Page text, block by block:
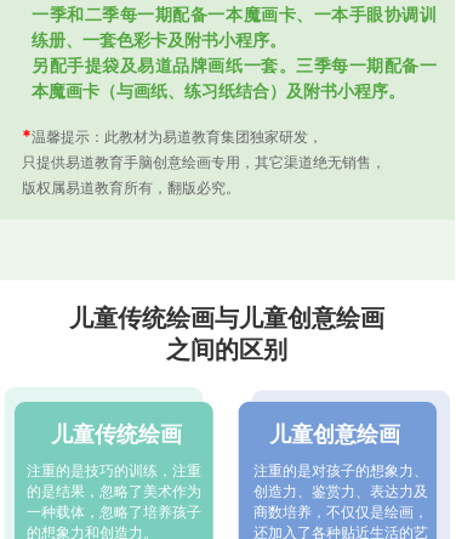
一季和二季每一期配备一本魔画卡、一本手眼协调训
练册、一套色彩卡及附书小程序。
另配手提袋及易道品牌画纸一套。三季每一期配备一
本魔画卡（与画纸、练习纸结合）及附书小程序。
*温馨提示：此教材为易道教育集团独家研发，
只提供易道教育手脑创意绘画专用，其它渠道绝无销售，
版权属易道教育所有，翻版必究。
儿童传统绘画与儿童创意绘画
之间的区别
儿童传统绘画 儿童创意绘画
注重的是技巧的训练，注重
的是结果，忽略了美术作为
一种载体，忽略了培养孩子
的想象力和创造力。
注重的是对孩子的想象力、
创造力、鉴赏力、表达力及
商数培养，不仅仅是绘画，
还加入了各种贴近生活的艺